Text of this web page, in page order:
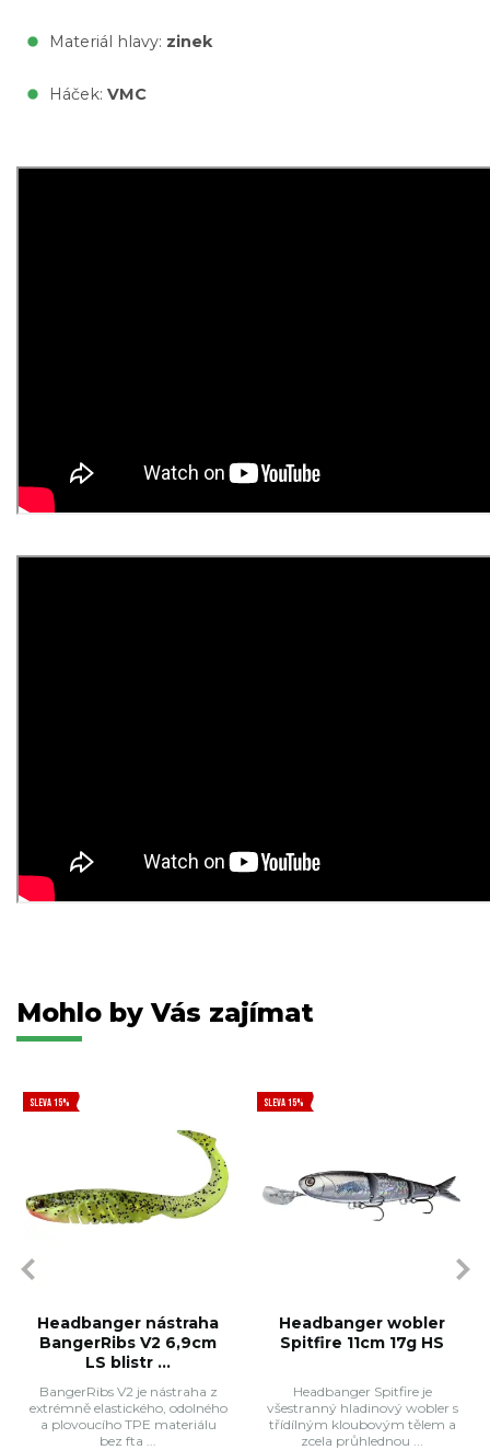
Materiál hlavy: zinek
Háček: VMC
Mohlo by Vás zajímat
SLEVA 15%
Headbanger nástraha
BangerRibs V2 6,9cm
LS blistr ...
BangerRibs V2 je nástraha z
extrémně elastického, odolného
a plovoucího TPE materiálu
bez fta ...
SLEVA 15%
Headbanger wobler
Spitfire 11cm 17g HS
Headbanger Spitfire je
všestranný hladinový wobler s
třídílným kloubovým tělem a
zcela průhlednou ...